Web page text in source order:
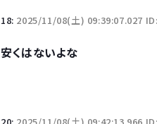
18: 2025/11/08(土) 09:39:07.027
安くはないよな